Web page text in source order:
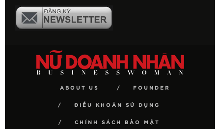
ABOUT US FOUNDER
ĐIỀU KHOẢN SỬ DỤNG
CHÍNH SÁCH BẢO MẬT